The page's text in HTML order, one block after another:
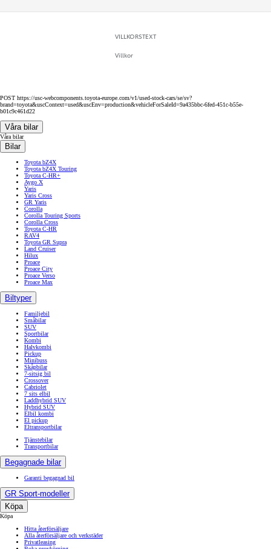
VILLKORSTEXT
Villkor
POST https://usc-webcomponents.toyota-europe.com/v1/used-stock-cars/se/sv?
brand=toyota&uscContext=used&uscEnv=production&vehicleForSaleId=9a435bbc-6fed-451c-b55e-
b01c9c461d22
Våra bilar
Våra bilar
Bilar
Toyota bZ4X
Toyota bZ4X Touring
Toyota C-HR+
Aygo X
Yaris
Yaris Cross
GR Yaris
Corolla
Corolla Touring Sports
Corolla Cross
Toyota C-HR
RAV4
Toyota GR Supra
Land Cruiser
Hilux
Proace
Proace City
Proace Verso
Proace Max
Biltyper
Familjebil
Småbilar
SUV
Sportbilar
Kombi
Halvkombi
Pickup
Minibuss
Skåpbilar
7-sitsig bil
Crossover
Cabriolet
7 sits elbil
Laddhybrid SUV
Hybrid SUV
Elbil kombi
El pickup
Eltransportbilar
Tjänstebilar
Transportbilar
Begagnade bilar
Garanti begagnad bil
GR Sport-modeller
Köpa
Köpa
Hitta återförsäljare
Alla återförsäljare och verkstäder
Privatleasing